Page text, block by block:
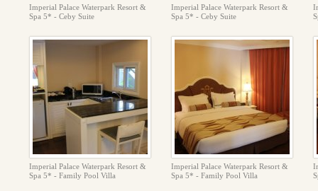
Imperial Palace Waterpark Resort &
Spa 5* - Ceby Suite
Imperial Palace Waterpark Resort &
Spa 5* - Ceby Suite
Imperial Palace Waterpark Resort &
Spa 5* - Family Pool Villa
Imperial Palace Waterpark Resort &
Spa 5* - Family Pool Villa